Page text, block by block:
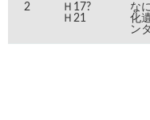
2
Ｈ17?
Ｈ21
な
化
ン